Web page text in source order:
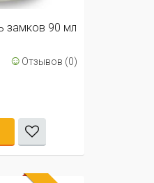
замков 90 мл
☺ Отзывов (0)